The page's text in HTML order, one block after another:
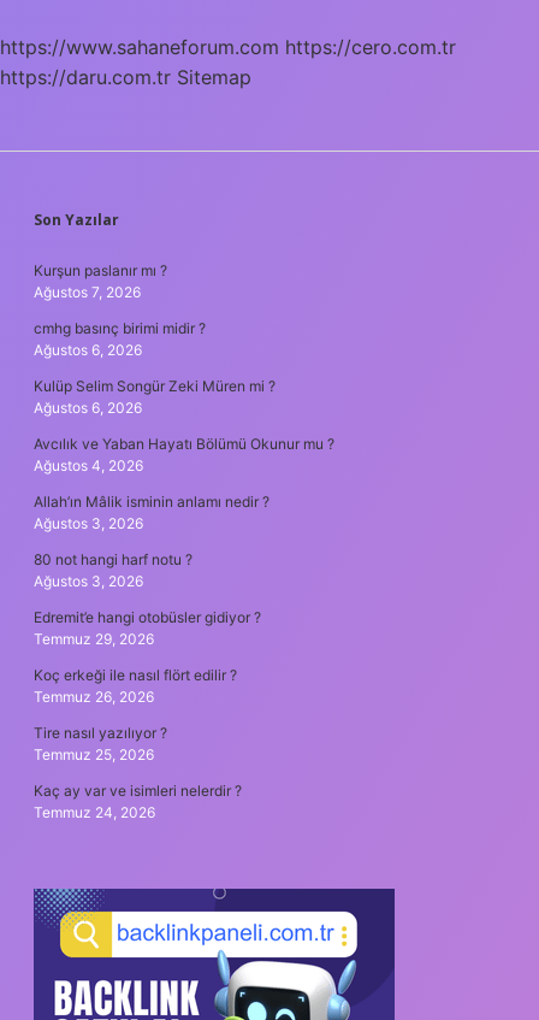
https://www.sahaneforum.com https://cero.com.tr
https://daru.com.tr Sitemap
SIDEBAR
Son Yazılar
Kurşun paslanır mı ?
Ağustos 7, 2026
cmhg basınç birimi midir ?
Ağustos 6, 2026
Kulüp Selim Songür Zeki Müren mi ?
Ağustos 6, 2026
Avcılık ve Yaban Hayatı Bölümü Okunur mu ?
Ağustos 4, 2026
Allah’ın Mâlik isminin anlamı nedir ?
Ağustos 3, 2026
80 not hangi harf notu ?
Ağustos 3, 2026
Edremit’e hangi otobüsler gidiyor ?
Temmuz 29, 2026
Koç erkeği ile nasıl flört edilir ?
Temmuz 26, 2026
Tire nasıl yazılıyor ?
Temmuz 25, 2026
Kaç ay var ve isimleri nelerdir ?
Temmuz 24, 2026